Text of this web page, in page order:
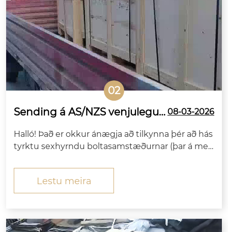
02
Sending á AS/NZS venjulegu
tboltasamstæðum fer frá Kín
a til Ástralíu
08-03-2026
Halló! Það er okkur ánægja að tilkynna þér að hás
tyrktu sexhyrndu boltasamstæðurnar (þar á með
itt hefur pantað hafa verið framleiddar, gæðasko
ðaðar og pakkaðar til útflutnings í ströngu samr
æmi við...
Lestu meira